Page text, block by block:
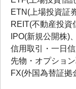
ETN(上場投資証
REIT(不動産投資
IPO(新規公開株)
信用取引・一日
先物・オプショ
FX(外国為替証拠